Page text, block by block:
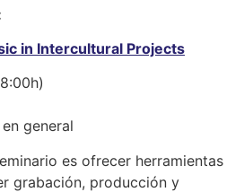
in Intercultural Projects
general
es ofrecer herramientas
grabación, producción y